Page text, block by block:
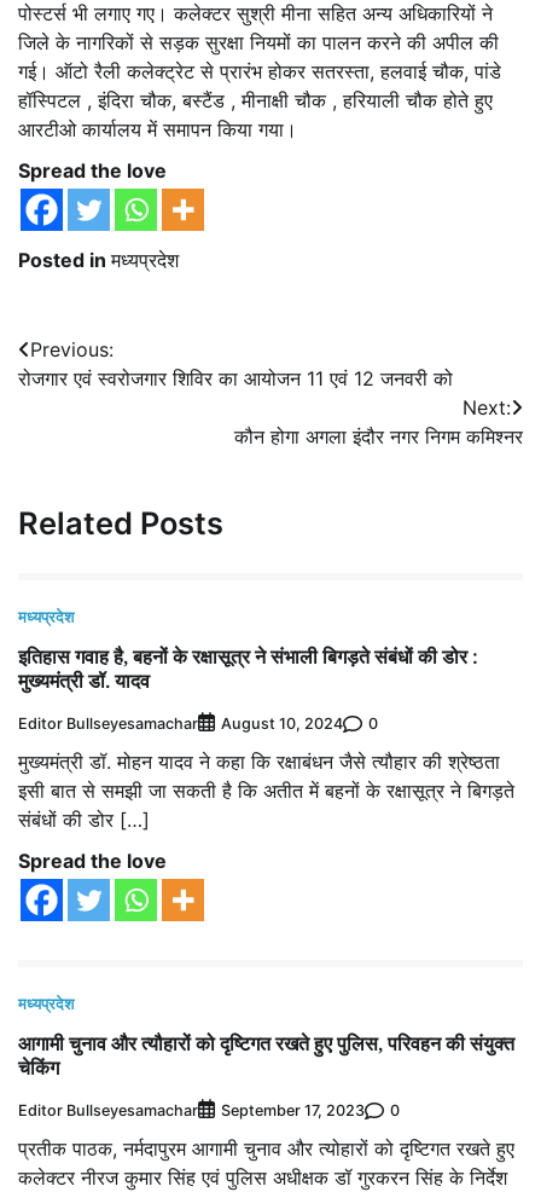
पोस्टर्स भी लगाए गए। कलेक्टर सुश्री मीना सहित अन्य अधिकारियों ने
जिले के नागरिकों से सड़क सुरक्षा नियमों का पालन करने की अपील की
गई। ऑटो रैली कलेक्ट्रेट से प्रारंभ होकर सतरस्ता, हलवाई चौक, पांडे
हॉस्पिटल , इंदिरा चौक, बस्टैंड , मीनाक्षी चौक , हरियाली चौक होते हुए
आरटीओ कार्यालय में समापन किया गया।
Spread the love
Posted inमध्यप्रदेश
Post
navigation
Previous:
रोजगार एवं स्वरोजगार शिविर का आयोजन 11 एवं 12 जनवरी को
Next:
कौन होगा अगला इंदौर नगर निगम कमिश्नर
Related Posts
मध्यप्रदेश
इतिहास गवाह है, बहनों के रक्षासूत्र ने संभाली बिगड़ते संबंधों की डोर :
मुख्यमंत्री डॉ. यादव
Editor Bullseyesamachar August 10, 2024 0
मुख्यमंत्री डॉ. मोहन यादव ने कहा कि रक्षाबंधन जैसे त्यौहार की श्रेष्ठता
इसी बात से समझी जा सकती है कि अतीत में बहनों के रक्षासूत्र ने बिगड़ते
संबंधों की डोर […]
Spread the love
मध्यप्रदेश
आगामी चुनाव और त्यौहारों को दृष्टिगत रखते हुए पुलिस, परिवहन की संयुक्त
चेकिंग
Editor Bullseyesamachar September 17, 2023 0
प्रतीक पाठक, नर्मदापुरम आगामी चुनाव और त्योहारों को दृष्टिगत रखते हुए
कलेक्टर नीरज कुमार सिंह एवं पुलिस अधीक्षक डॉ गुरकरन सिंह के निर्देश